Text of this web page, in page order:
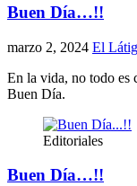
Buen Día…!!
marzo 2, 2024 El
En la vida, no todo
Buen Día.
Editoriales
Buen Día…!!